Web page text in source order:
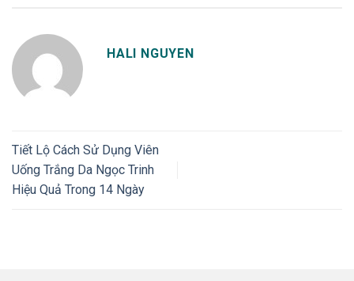
HALI NGUYEN
Tiết Lộ Cách Sử Dụng Viên
Uống Trắng Da Ngọc Trinh
Hiệu Quả Trong 14 Ngày